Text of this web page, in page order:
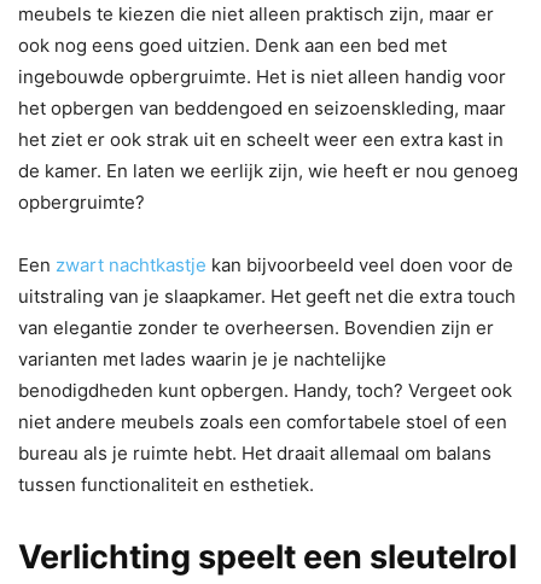
meubels te kiezen die niet alleen praktisch zijn, maar er
ook nog eens goed uitzien. Denk aan een bed met
ingebouwde opbergruimte. Het is niet alleen handig voor
het opbergen van beddengoed en seizoenskleding, maar
het ziet er ook strak uit en scheelt weer een extra kast in
de kamer. En laten we eerlijk zijn, wie heeft er nou genoeg
opbergruimte?
Een zwart nachtkastje kan bijvoorbeeld veel doen voor de
uitstraling van je slaapkamer. Het geeft net die extra touch
van elegantie zonder te overheersen. Bovendien zijn er
varianten met lades waarin je je nachtelijke
benodigdheden kunt opbergen. Handy, toch? Vergeet ook
niet andere meubels zoals een comfortabele stoel of een
bureau als je ruimte hebt. Het draait allemaal om balans
tussen functionaliteit en esthetiek.
Verlichting speelt een sleutelrol